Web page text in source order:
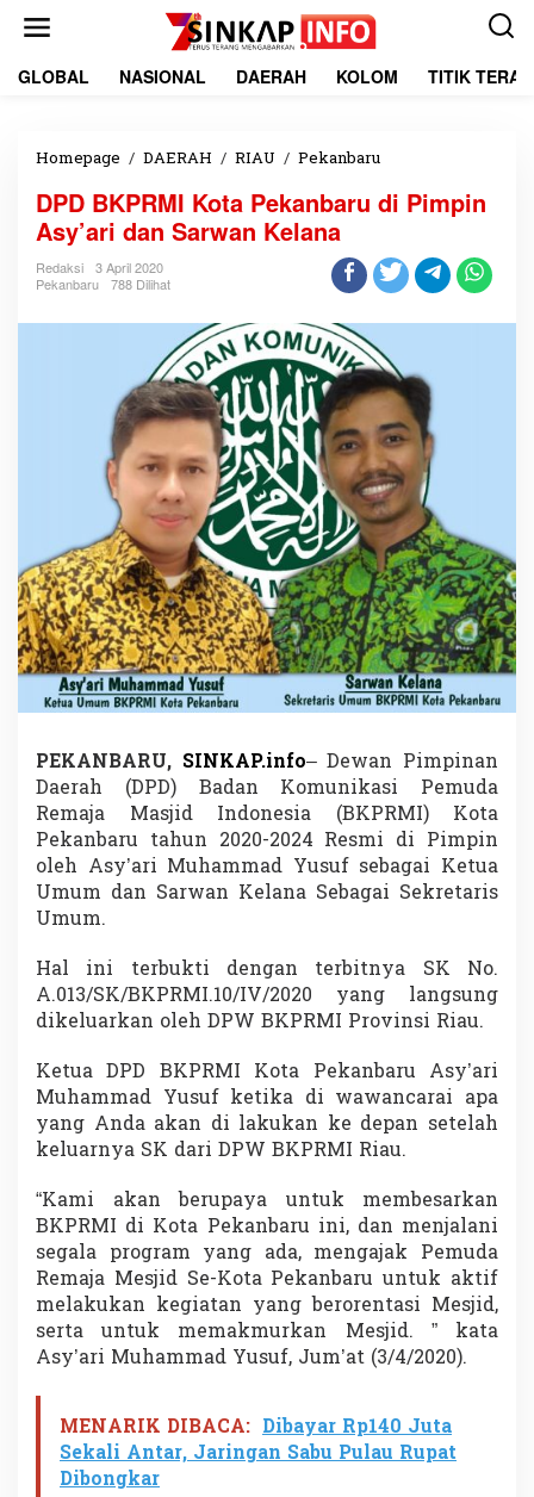
GLOBAL NASIONAL DAERAH KOLOM TITIK
Homepage / DAERAH / RIAU / Pekanbaru
D
P
R
I
K
o
t
a
P
e
k
a
n
b
a
r
u
d
i
P
i
m
i
n
A
s
y
'
a
a
n
S
w
a
n
K
a
n
a
DPD BKPRMI Kota Pekanbaru di Pimpin
Asy’ari dan Sarwan Kelana
Redaksi
3 April 2020
Pekanbaru
788 Dilihat
PEKANBARU, SINKAP.info– Dewan Pimpinan
Daerah (DPD) Badan Komunikasi Pemuda
Remaja Masjid Indonesia (BKPRMI) Kota
Pekanbaru tahun 2020-2024 Resmi di Pimpin
oleh Asy’ari Muhammad Yusuf sebagai Ketua
Umum dan Sarwan Kelana Sebagai Sekretaris
Umum.
Hal ini terbukti dengan terbitnya SK No.
A.013/SK/BKPRMI.10/IV/2020 yang langsung
dikeluarkan oleh DPW BKPRMI Provinsi Riau.
Ketua DPD BKPRMI Kota Pekanbaru Asy’ari
Muhammad Yusuf ketika di wawancarai apa
yang Anda akan di lakukan ke depan setelah
keluarnya SK dari DPW BKPRMI Riau.
“Kami akan berupaya untuk membesarkan
BKPRMI di Kota Pekanbaru ini, dan menjalani
segala program yang ada, mengajak Pemuda
Remaja Mesjid Se-Kota Pekanbaru untuk aktif
melakukan kegiatan yang berorentasi Mesjid,
serta untuk memakmurkan Mesjid. ” kata
Asy’ari Muhammad Yusuf, Jum’at (3/4/2020).
MENARIK DIBACA: Dibayar Rp140 Juta
Sekali Antar, Jaringan Sabu Pulau Rupat
Dibongkar